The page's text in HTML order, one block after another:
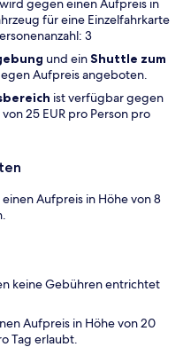
wird gegen einen Aufpreis in
für eine Einzelfahrkarte
3
und einShuttle zum
Aufpreis angeboten.
ist verfügbar gegen
25 EUR pro Person pro
Aufpreis in Höhe von 8
keine Gebühren entrichtet
Aufpreis in Höhe von 20
Tag erlaubt.